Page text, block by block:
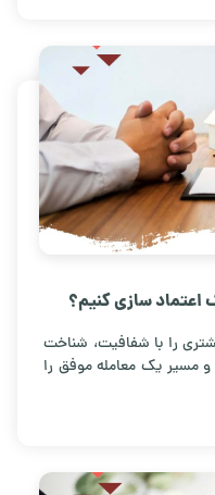
سازی کنیم؟
را با شفافیت، شناخت
و مسیر یک معامله موفق را